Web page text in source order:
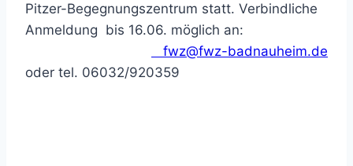
Pitzer-Begegnungszentrum statt. Verbindliche
Anmeldung bis 16.06. möglich an:
fwz@fwz-badnauheim.de
oder tel. 06032/920359